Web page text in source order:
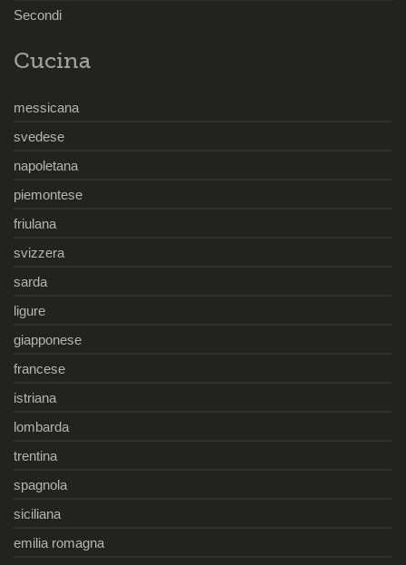
Secondi
Cucina
messicana
svedese
napoletana
piemontese
friulana
svizzera
sarda
ligure
giapponese
francese
istriana
lombarda
trentina
spagnola
siciliana
emilia romagna